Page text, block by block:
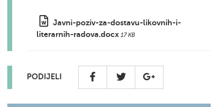
Javni-poziv-za-dostavu-likovnih-i-
literarnih-radova.docx 17 KB
PODIJELI